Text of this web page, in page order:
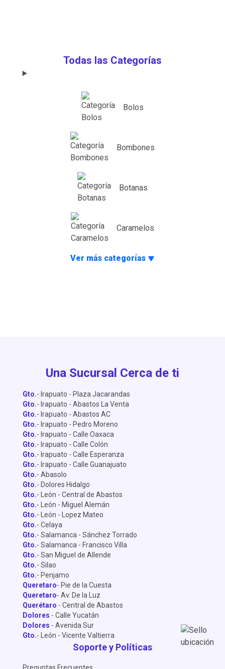
Todas las Categorías
Bolos
Bombones
Botanas
Caramelos
Ver más categorías
Una Sucursal Cerca de ti
Gto.- Irapuato - Plaza Jacarandas
Gto.- Irapuato - Abastos La Venta
Gto.- Irapuato - Abastos AC
Gto.- Irapuato - Pedro Moreno
Gto.- Irapuato - Calle Oaxaca
Gto.- Irapuato - Calle Colón
Gto.- Irapuato - Calle Esperanza
Gto.- Irapuato - Calle Guanajuato
Gto.- Abasolo
Gto.- Dolores Hidalgo
Gto.- León - Central de Abastos
Gto.- León - Miguel Alemán
Gto.- León - Lopez Mateo
Gto.- Celaya
Gto.- Salamanca - Sánchez Torrado
Gto.- Salamanca - Francisco Villa
Gto.- San Miguel de Allende
Gto.- Silao
Gto.- Penjamo
Queretaro- Pie de la Cuesta
Queretaro- Av. De la Luz
Querétaro - Central de Abastos
Dolores - Calle Yucatán
Dolores - Avenida Sur
Gto.- León - Vicente Valtierra
Soporte y Políticas